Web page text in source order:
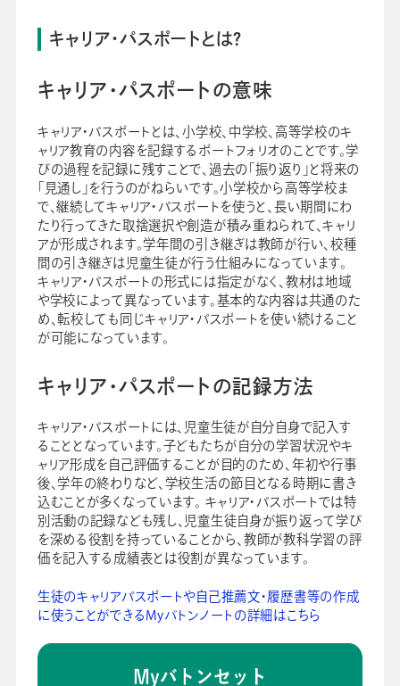
キャリア・パスポートとは？
キャリア・パスポートの意味
キャリア・パスポートとは、小学校、中学校、高等学校のキ
ャリア教育の内容を記録するポートフォリオのことです。学
びの過程を記録に残すことで、過去の「振り返り」と将来の
「見通し」を行うのがねらいです。小学校から高等学校ま
で、継続してキャリア・パスポートを使うと、長い期間にわ
たり行ってきた取捨選択や創造が積み重ねられて、キャリ
アが形成されます。学年間の引き継ぎは教師が行い、校種
間の引き継ぎは児童生徒が行う仕組みになっています。
キャリア・パスポートの形式には指定がなく、教材は地域
や学校によって異なっています。基本的な内容は共通のた
め、転校しても同じキャリア・パスポートを使い続けること
が可能になっています。
キャリア・パスポートの記録方法
キャリア・パスポートには、児童生徒が自分自身で記入す
ることとなっています。子どもたちが自分の学習状況やキ
ャリア形成を自己評価することが目的のため、年初や行事
後、学年の終わりなど、学校生活の節目となる時期に書き
込むことが多くなっています。 キャリア・パスポートでは特
別活動の記録なども残し、児童生徒自身が振り返って学び
を深める役割を持っていることから、教師が教科学習の評
価を記入する成績表とは役割が異なっています。
生徒のキャリアパスポートや自己推薦文・履歴書等の作成
に使うことができるMyバトンノートの詳細はこちら